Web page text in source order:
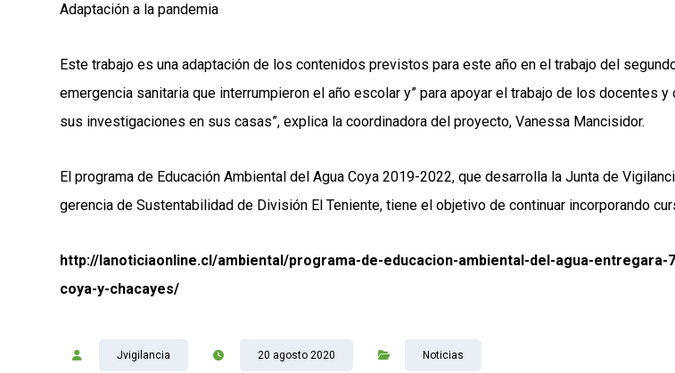
Adaptación a la pandemia
Este trabajo es una adaptación de los contenidos previstos para este año en el trabajo del
emergencia sanitaria que interrumpieron el año escolar y” para apoyar el trabajo de los docentes
sus investigaciones en sus casas”, explica la coordinadora del proyecto, Vanessa Mancisidor.
El programa de Educación Ambiental del Agua Coya 2019-2022, que desarrolla la Junta de
gerencia de Sustentabilidad de División El Teniente, tiene el objetivo de continuar incorporando
http://lanoticiaonline.cl/ambiental/programa-de-educacion-ambiental-del-agua-
coya-y-chacayes/
Jvigilancia 20 agosto 2020 Noticias